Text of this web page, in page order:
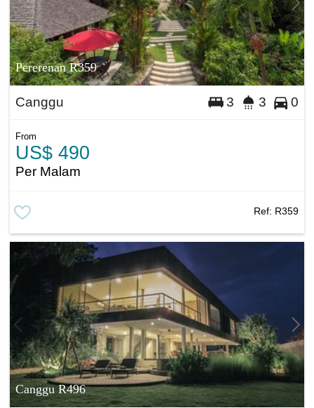
Pererenan R359
Canggu 3 3 0
From
US$ 490
Per Malam
Ref: R359
Canggu R496